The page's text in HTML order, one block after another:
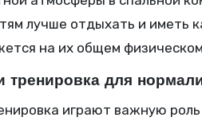
лучше отдыхать и иметь
на их общем
тренировка для
играют важную